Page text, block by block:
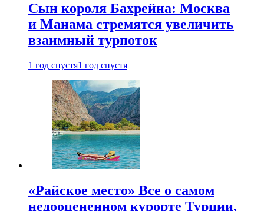
Сын короля Бахрейна: Москва
и Манама стремятся увеличить
взаимный турпоток
1 год спустя1 год спустя
«Райское место» Все о самом
недооцененном курорте Турции,